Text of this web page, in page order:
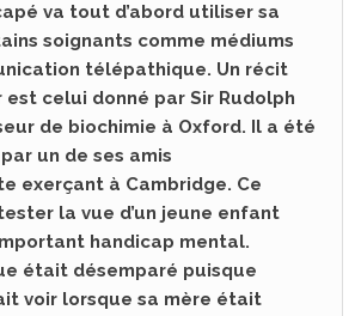
va tout d’abord utiliser sa
soignants comme médiums
télépathique. Un récit
celui donné par Sir Rudolph
de biochimie à Oxford. Il a été
un de ses amis
exerçant à Cambridge. Ce
la vue d’un jeune enfant
handicap mental.
était désemparé puisque
voir lorsque sa mère était